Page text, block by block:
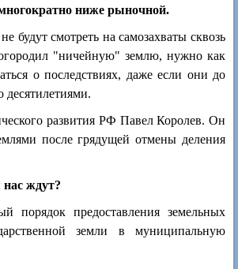
ниже рыночной.
будут смотреть на самозахваты сквозь
"ничейную" землю, нужно как
о последствиях, даже если они до
десятилетиями.
развития РФ Павел Королев. Он
после грядущей отмены деления
ждут?
порядок предоставления земельных
земли в муниципальную